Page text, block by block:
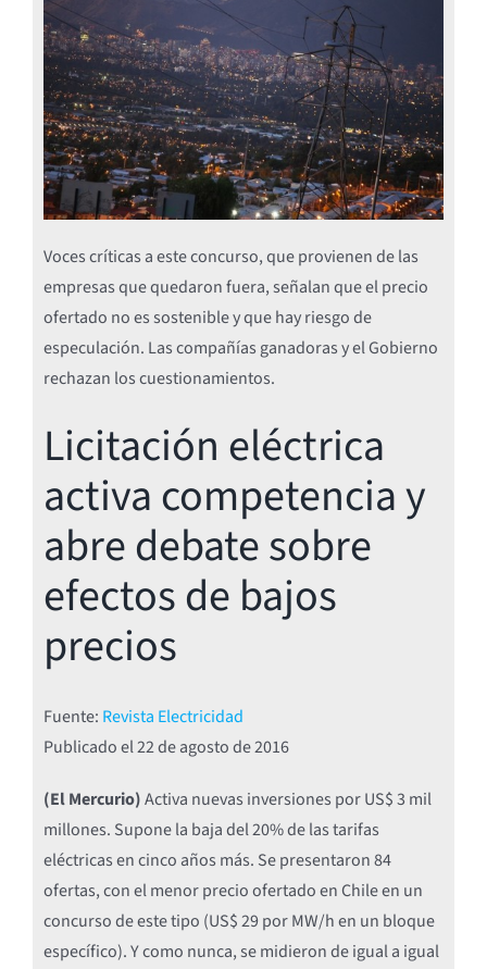
Voces críticas a este concurso, que provienen de las
empresas que quedaron fuera, señalan que el precio
ofertado no es sostenible y que hay riesgo de
especulación. Las compañías ganadoras y el Gobierno
rechazan los cuestionamientos.
Licitación eléctrica
activa competencia y
abre debate sobre
efectos de bajos
precios
Fuente: Revista Electricidad
Publicado el22 de agosto de 2016
(El Mercurio)Activa nuevas inversiones por US$ 3 mil
millones. Supone la baja del 20% de las tarifas
eléctricas en cinco años más. Se presentaron 84
ofertas, con el menor precio ofertado en Chile en un
concurso de este tipo (US$ 29 por MW/h en un bloque
específico). Y como nunca, se midieron de igual a igual